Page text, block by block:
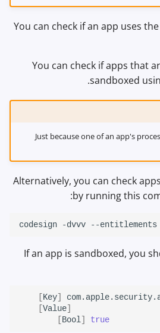
You can check if an app uses
You can check if apps that
sandboxed
.
Just because one of an app's
Alternatively, you can check
by running this
codesign -dvvv --entitlements
If an app is sandboxed, you
Key
Value
Bool true